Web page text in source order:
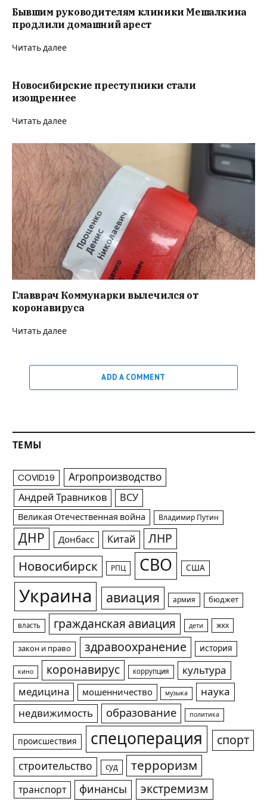
Бывшим руководителям клиники Мешалкина
продлили домашний арест
Читать далее
Новосибирские преступники стали
изощреннее
Читать далее
Главврач Коммунарки вылечился от
коронавируса
Читать далее
ADD A COMMENT
ТЕМЫ
COVID19 Агропроизводство
Андрей Травников ВСУ
Великая Отечественная война Владимир Путин
ДНР Донбасс Китай ЛНР
Новосибирск РПЦ СВО США
Украина авиация армия бюджет
власть гражданская авиация дети жкх
закон и право здравоохранение история
кино коронавирус коррупция
культура
медицина
мошенничество музыка
наука
недвижимость
образование политика
происшествия спецоперация спорт
строительство суд терроризм
транспорт финансы экстремизм